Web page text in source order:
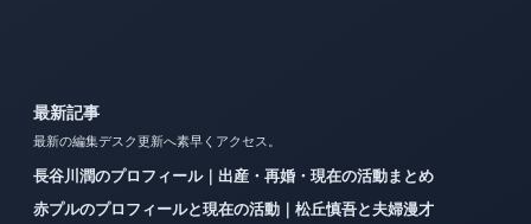
最新記事
最新の編集デスク更新へ素早くアクセス。
長谷川潤のプロフィール｜出産・再婚・現在の活動まとめ
赤プルのプロフィールと現在の活動｜松丘慎吾と夫婦漫才